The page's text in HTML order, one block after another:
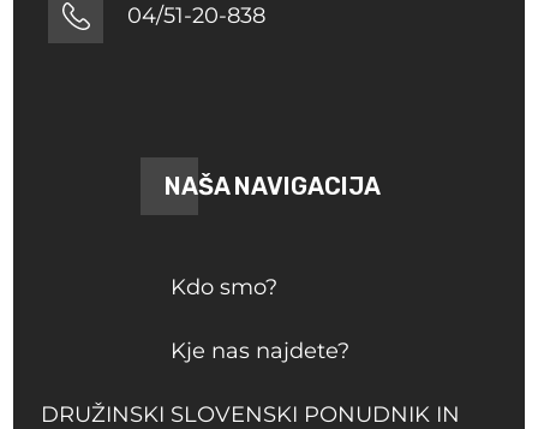
04/51-20-838
NAŠA NAVIGACIJA
Kdo smo?
Kje nas najdete?
DRUŽINSKI SLOVENSKI PONUDNIK IN